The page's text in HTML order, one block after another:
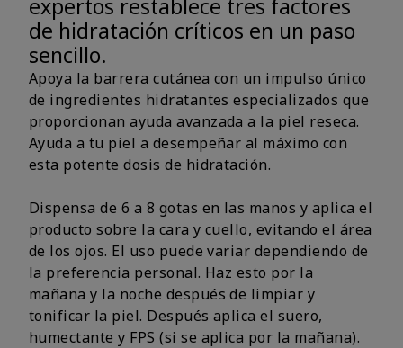
expertos restablece tres factores
de hidratación críticos en un paso
sencillo.
Apoya la barrera cutánea con un impulso único
de ingredientes hidratantes especializados que
proporcionan ayuda avanzada a la piel reseca.
Ayuda a tu piel a desempeñar al máximo con
esta potente dosis de hidratación.
Dispensa de 6 a 8 gotas en las manos y aplica el
producto sobre la cara y cuello, evitando el área
de los ojos. El uso puede variar dependiendo de
la preferencia personal. Haz esto por la
mañana y la noche después de limpiar y
tonificar la piel. Después aplica el suero,
humectante y FPS (si se aplica por la mañana).